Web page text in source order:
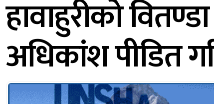
हावाहुरीको
अधिकांश पीडित